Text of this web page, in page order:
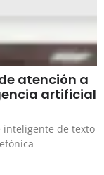
atención a
artificial
inteligente de texto